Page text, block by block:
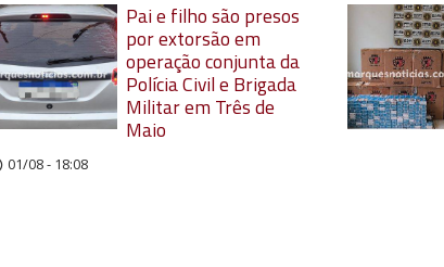
Pai e filho são presos
por extorsão em
operação conjunta da
Polícia Civil e Brigada
Militar em Três de
Maio
01/08 - 18:08